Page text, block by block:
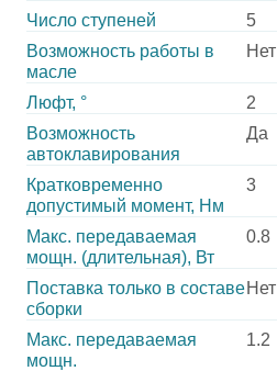
Число ступеней
5
Возможность работы в
масле
Нет
Люфт, °
2
Возможность
автоклавирования
Да
Кратковременно
допустимый момент, Нм
3
Макс. передаваемая
мощн. (длительная), Вт
0.8
Поставка только в составе
сборки
Нет
Макс. передаваемая
мощн.
1.2